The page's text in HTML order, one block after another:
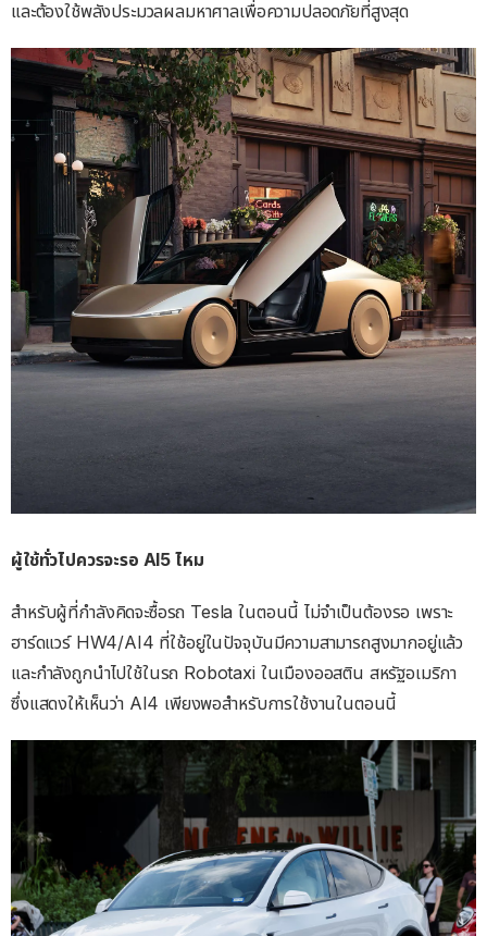
และต้องใช้พลังประมวลผลมหาศาลเพื่อความปลอดภัยที่สูงสุด
ผู้ใช้ทั่วไปควรจะรอ AI5 ไหม
สำหรับผู้ที่กำลังคิดจะซื้อรถ Tesla ในตอนนี้ ไม่จำเป็นต้องรอ เพราะ
ฮาร์ดแวร์ HW4/AI4 ที่ใช้อยู่ในปัจจุบันมีความสามารถสูงมากอยู่แล้ว
และกำลังถูกนำไปใช้ในรถ Robotaxi ในเมืองออสติน สหรัฐอเมริกา
ซึ่งแสดงให้เห็นว่า AI4 เพียงพอสำหรับการใช้งานในตอนนี้